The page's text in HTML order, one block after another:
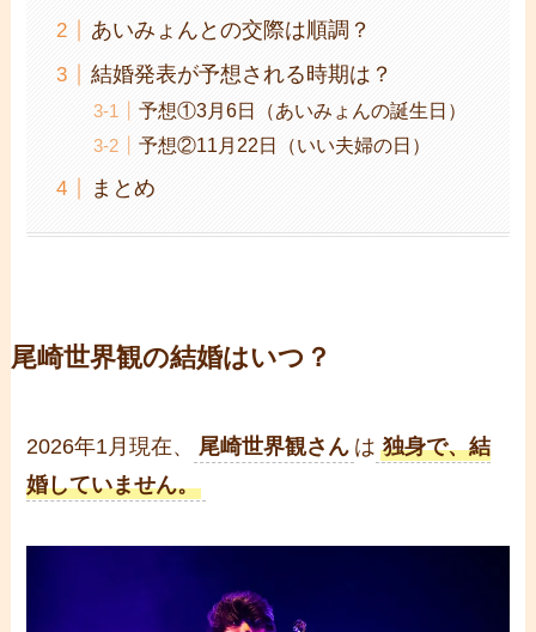
あいみょんとの交際は順調？
結婚発表が予想される時期は？
予想①3月6日（あいみょんの誕生日）
予想②11月22日（いい夫婦の日）
まとめ
尾崎世界観の結婚はいつ？
2026年1月現在、 尾崎世界観さん は 独身で、結
婚していません。